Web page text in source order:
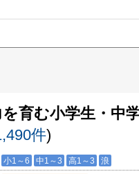
育む小学生・中
件)
小1～6 中1～3 高1～3 浪